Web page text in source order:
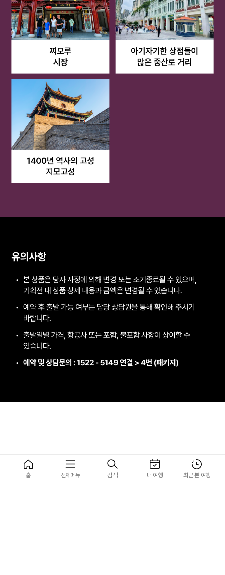
홈 전체메뉴 검색 내 여행 최근 본 여행